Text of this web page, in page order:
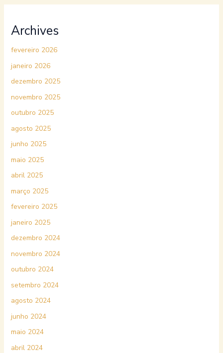
Archives
fevereiro 2026
janeiro 2026
dezembro 2025
novembro 2025
outubro 2025
agosto 2025
junho 2025
maio 2025
abril 2025
março 2025
fevereiro 2025
janeiro 2025
dezembro 2024
novembro 2024
outubro 2024
setembro 2024
agosto 2024
junho 2024
maio 2024
abril 2024